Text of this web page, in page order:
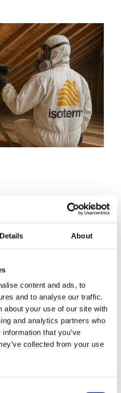
Details About
content and ads, to
and to analyse our traffic.
about your use of our site with
and analytics partners who
that you’ve
collected from your use
și
termice
crea un strat
sau goluri.
materialele
tăiere și
spuma pulverizată
suprafață,